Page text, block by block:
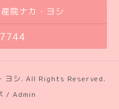
院ナカ・ヨシ
ヨシ. All Rights Reserved.
/ Admin